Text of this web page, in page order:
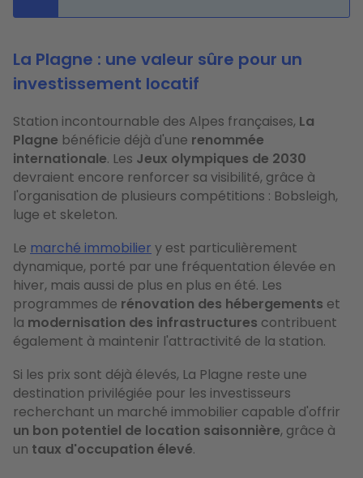
La Plagne : une valeur sûre pour un
investissement locatif
Station incontournable des Alpes françaises, La
Plagne bénéficie déjà d'une renommée
internationale. Les Jeux olympiques de 2030
devraient encore renforcer sa visibilité, grâce à
l'organisation de plusieurs compétitions : Bobsleigh,
luge et skeleton.
Le marché immobilier y est particulièrement
dynamique, porté par une fréquentation élevée en
hiver, mais aussi de plus en plus en été. Les
programmes de rénovation des hébergements et
la modernisation des infrastructures contribuent
également à maintenir l'attractivité de la station.
Si les prix sont déjà élevés, La Plagne reste une
destination privilégiée pour les investisseurs
recherchant un marché immobilier capable d'offrir
un bon potentiel de location saisonnière, grâce à
un taux d'occupation élevé.